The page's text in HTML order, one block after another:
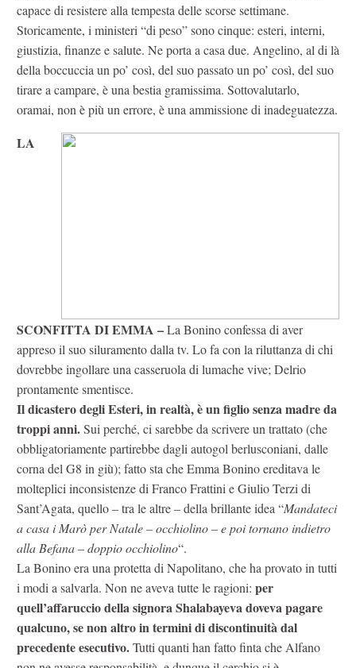
capace di resistere alla tempesta delle scorse settimane.
Storicamente, i ministeri “di peso” sono cinque: esteri, interni,
giustizia, finanze e salute. Ne porta a casa due. Angelino, al di là
della boccuccia un po’ così, del suo passato un po’ così, del suo
tirare a campare, è una bestia gramissima. Sottovalutarlo,
oramai, non è più un errore, è una ammissione di inadeguatezza.
LA
SCONFITTA DI EMMA –La Bonino confessa di aver
appreso il suo siluramento dalla tv. Lo fa con la riluttanza di chi
dovrebbe ingollare una casseruola di lumache vive; Delrio
prontamente smentisce.
Il dicastero degli Esteri, in realtà, è un figlio senza madre da
troppi anni.Sui perché, ci sarebbe da scrivere un trattato (che
obbligatoriamente partirebbe dagli autogol berlusconiani, dalle
corna del G8 in giù); fatto sta che Emma Bonino ereditava le
molteplici inconsistenze di Franco Frattini e Giulio Terzi di
Sant’Agata, quello – tra le altre – della brillante idea “Mandateci
a casa i Marò per Natale – occhiolino – e poi tornano indietro
alla Befana – doppio occhiolino“.
La Bonino era una protetta di Napolitano, che ha provato in tutti
i modi a salvarla. Non ne aveva tutte le ragioni: per
quell’affaruccio della signora Shalabayeva doveva pagare
qualcuno, se non altro in termini di discontinuità dal
precedente esecutivo.Tutti quanti han fatto finta che Alfano